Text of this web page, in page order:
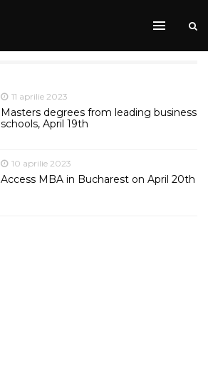
11 aprilie 2023
Masters degrees from leading business
schools, April 19th
10 aprilie 2023
Access MBA in Bucharest on April 20th